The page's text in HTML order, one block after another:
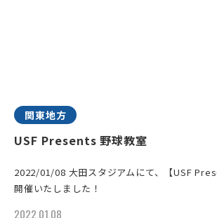
関東地方
USF Presents 野球教室
2022/01/08 大田スタジアムにて、【USF
開催いたしました！
2022.01.08